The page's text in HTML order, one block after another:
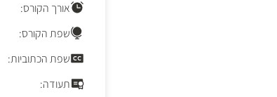
אורך הקורס:
שפת הקורס:
שפת הכתוביות:
תעודה: